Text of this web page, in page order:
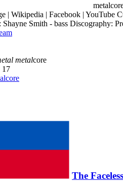
| Wikipedia | Facebook | YouTube
Shayne Smith - bass Discography:
metalcore
17
The